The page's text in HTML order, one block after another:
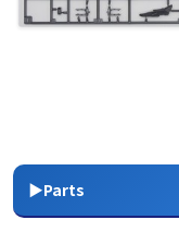
▶Parts